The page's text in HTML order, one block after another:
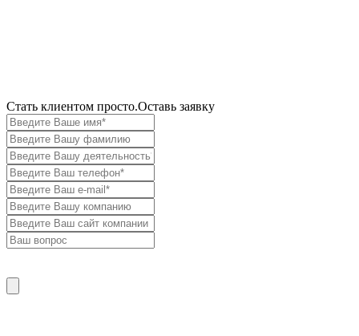
Cтать клиентом просто.Оставь заявку